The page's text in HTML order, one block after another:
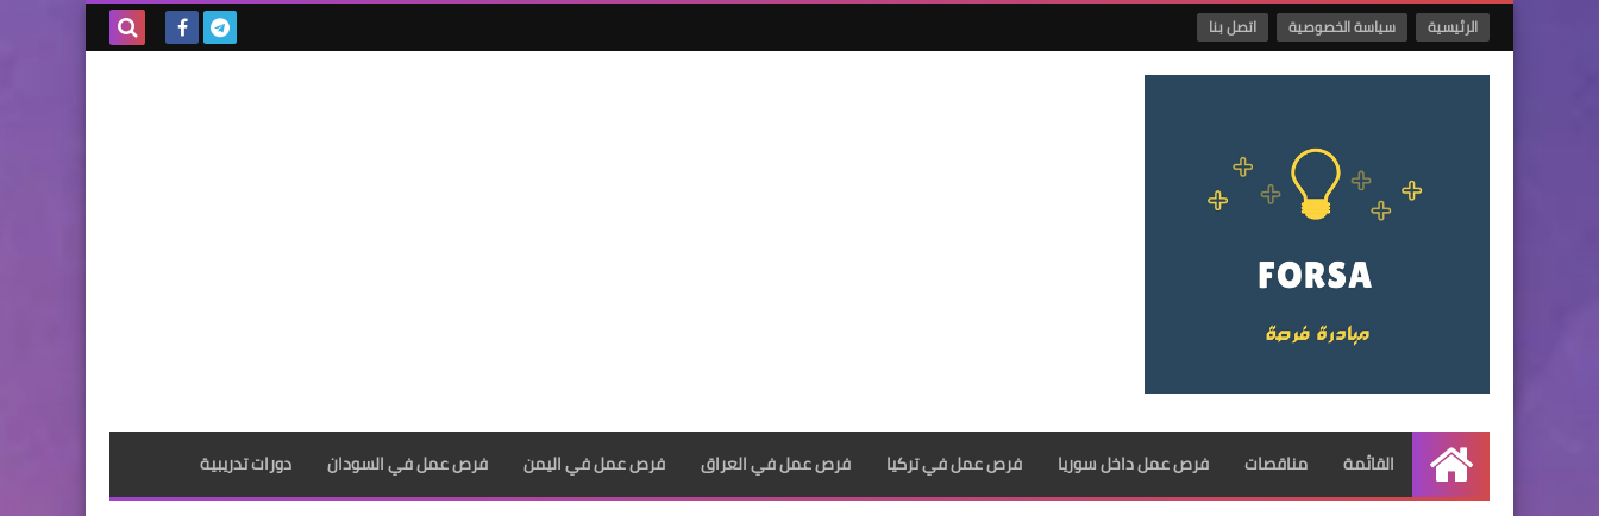
الرئيسية سياسة الخصوصية اتصل بنا
الرئيسية
القائمة مناقصات فرص عمل داخل سوريا فرص عمل في تركيا فرص عمل في العراق فرص عمل في اليمن فرص عمل في السودان دورات تدريبية